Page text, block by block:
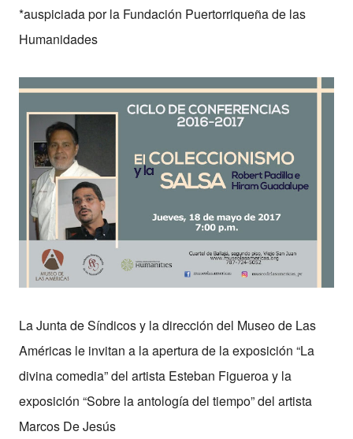
*auspiciada por la Fundación Puertorriqueña de las
Humanidades
La Junta de Síndicos y la dirección del Museo de Las
Américas le invitan a la apertura de la exposición “La
divina comedia” del artista Esteban Figueroa y la
exposición “Sobre la antología del tiempo” del artista
Marcos De Jesús